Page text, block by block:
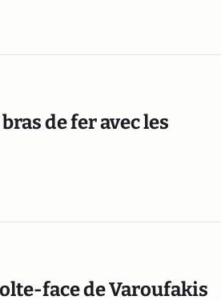
de fer avec les
face de Varoufakis